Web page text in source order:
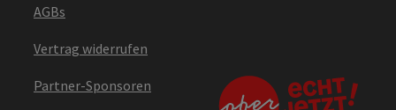
AGBs
Vertrag widerrufen
Partner-Sponsoren